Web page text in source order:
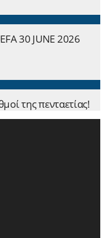
30 JUNE 2026
της πενταετίας!